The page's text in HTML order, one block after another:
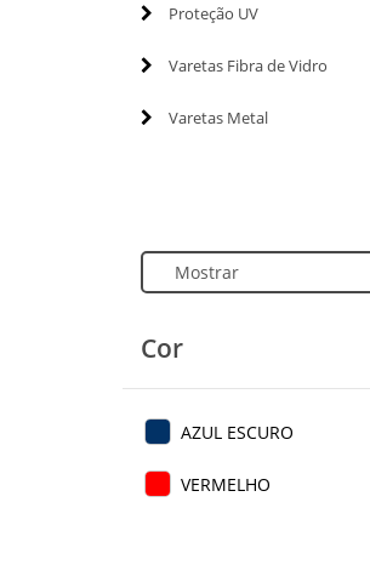
Proteção UV
Varetas Fibra de Vidro
Varetas Metal
Cor
AZUL ESCURO
VERMELHO